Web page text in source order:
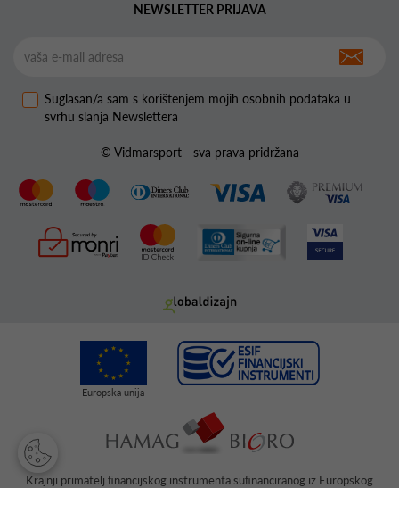
NEWSLETTER PRIJAVA
Suglasan/a sam s korištenjem mojih osobnih podataka u
svrhu slanja Newslettera
© Vidmarsport - sva prava pridržana
Krajnji primatelj ﬁnancijskog instrumenta suﬁnanciranog iz Europskog